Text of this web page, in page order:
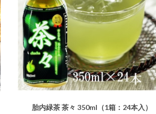
胎内緑茶 茶々 350ml（1箱：24本入）